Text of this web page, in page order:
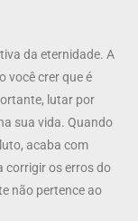
da eternidade. A
você crer que é
lutar por
sua vida. Quando
acaba com
corrigir os erros do
não pertence ao